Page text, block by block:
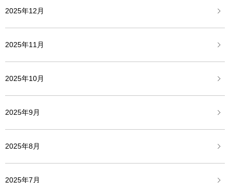
2025年12月
2025年11月
2025年10月
2025年9月
2025年8月
2025年7月